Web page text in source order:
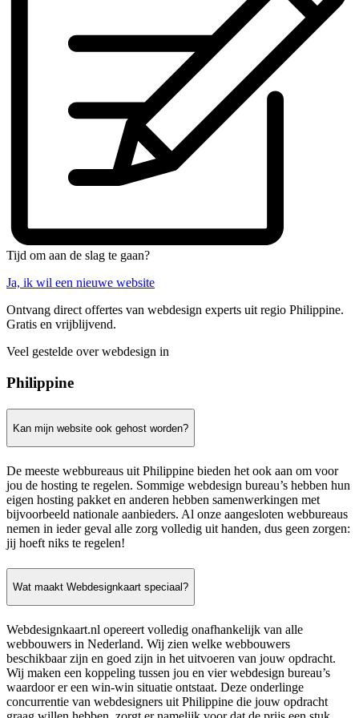
Tijd om aan de slag te gaan?
Ja, ik wil een nieuwe website
Ontvang direct offertes van webdesign experts uit regio Philippine.
Gratis en vrijblijvend.
Veel gestelde over webdesign in
Philippine
Kan mijn website ook gehost worden?
De meeste webbureaus uit Philippine bieden het ook aan om voor
jou de hosting te regelen. Sommige webdesign bureau’s hebben hun
eigen hosting pakket en anderen hebben samenwerkingen met
bijvoorbeeld nationale aanbieders. Al onze aangesloten webbureaus
nemen in ieder geval alle zorg volledig uit handen, dus geen zorgen:
jij hoeft niks te regelen!
Wat maakt Webdesignkaart speciaal?
Webdesignkaart.nl opereert volledig onafhankelijk van alle
webbouwers in Nederland. Wij zien welke webbouwers
beschikbaar zijn en goed zijn in het uitvoeren van jouw opdracht.
Wij maken een koppeling tussen jou en vier webdesign bureau’s
waardoor er een win-win situatie ontstaat. Deze onderlinge
concurrentie van webdesigners uit Philippine die jouw opdracht